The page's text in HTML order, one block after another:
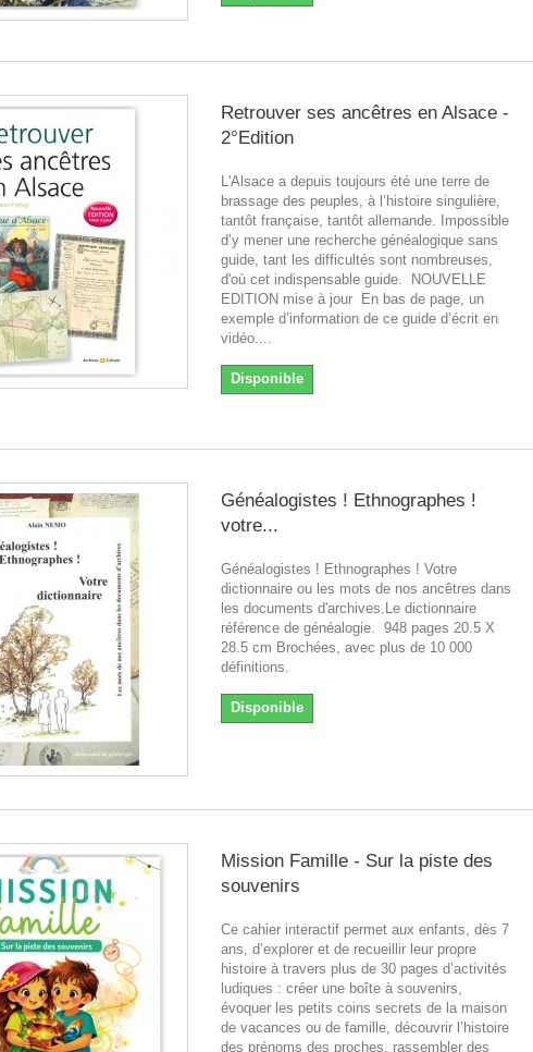
Retrouver ses ancêtres en Alsace -
2°Edition
L'Alsace a depuis toujours été une terre de
brassage des peuples, à l’histoire singulière,
tantôt française, tantôt allemande. Impossible
d’y mener une recherche généalogique sans
guide, tant les difficultés sont nombreuses,
d'où cet indispensable guide. NOUVELLE
EDITION mise à jour En bas de page, un
exemple d’information de ce guide d’écrit en
vidéo....
Disponible
Généalogistes ! Ethnographes !
votre...
Généalogistes ! Ethnographes ! Votre
dictionnaire ou les mots de nos ancêtres dans
les documents d'archives.Le dictionnaire
référence de généalogie. 948 pages 20.5 X
28.5 cm Brochées, avec plus de 10 000
définitions.
Disponible
Mission Famille - Sur la piste des
souvenirs
Ce cahier interactif permet aux enfants, dès 7
ans, d’explorer et de recueillir leur propre
histoire à travers plus de 30 pages d’activités
ludiques : créer une boîte à souvenirs,
évoquer les petits coins secrets de la maison
de vacances ou de famille, découvrir l’histoire
des prénoms des proches, rassembler des